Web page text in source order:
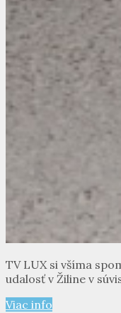
TV LUX si všíma
udalosť v Žiline v
Viac info